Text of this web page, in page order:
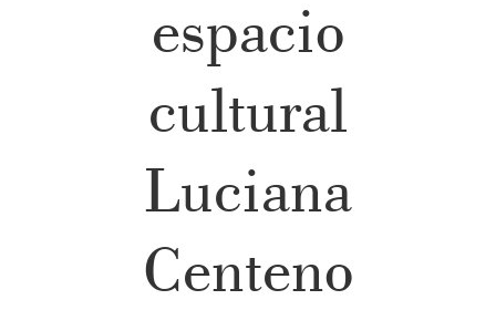
espacio
cultural
Luciana
Centeno